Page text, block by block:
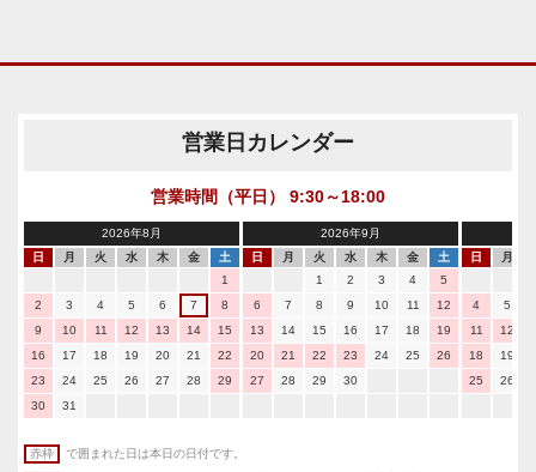
営業日カレンダー
営業時間（平日） 9:30～18:00
2026年8月
日
月 火 水 木 金
土
1
2
3 4 5 6 7
8
9
10 11 12 13 14
15
16
17 18 19 20 21
22
23
24 25 26 27 28
29
30
31
2026年9月
日
月 火 水 木 金
土
1
2 3 4
5
6
7 8 9 10 11
12
13
14 15 16 17 18
19
20
21 22 23 24 25
26
27
28 29 30
日 月
4 5
11
12
18
19
25
26
赤枠 で囲まれた日は本日の日付です。